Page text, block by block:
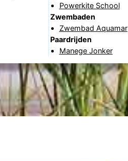
Powerkite School
Zwembaden
Zwembad Aquamar
Paardrijden
Manege Jonker